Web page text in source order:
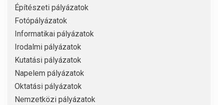
Építészeti pályázatok
Fotópályázatok
Informatikai pályázatok
Irodalmi pályázatok
Kutatási pályázatok
Napelem pályázatok
Oktatási pályázatok
Nemzetközi pályázatok